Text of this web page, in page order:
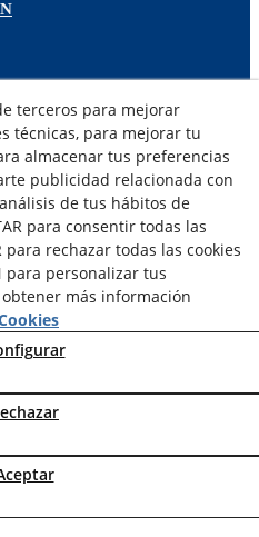
terceros para mejorar
técnicas, para mejorar tu
almacenar tus preferencias
publicidad relacionada con
de tus hábitos de
para consentir todas las
para rechazar todas las cookies
para personalizar tus
más información